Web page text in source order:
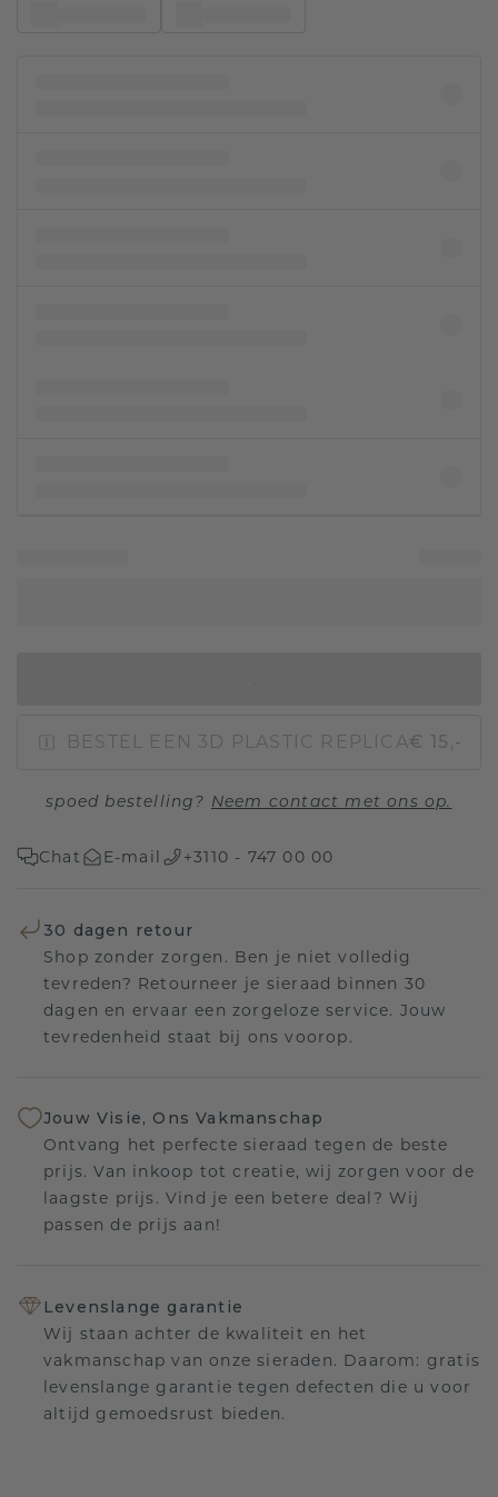
BESTEL EEN 3D PLASTIC REPLICA€ 15,-
spoed bestelling? Neem contact met ons op.
Chat E-mail +3110 - 747 00 00
30 dagen retour
Shop zonder zorgen. Ben je niet volledig
tevreden? Retourneer je sieraad binnen 30
dagen en ervaar een zorgeloze service. Jouw
tevredenheid staat bij ons voorop.
Jouw Visie, Ons Vakmanschap
Ontvang het perfecte sieraad tegen de beste
prijs. Van inkoop tot creatie, wij zorgen voor de
laagste prijs. Vind je een betere deal? Wij
passen de prijs aan!
Levenslange garantie
Wij staan achter de kwaliteit en het
vakmanschap van onze sieraden. Daarom: gratis
levenslange garantie tegen defecten die u voor
altijd gemoedsrust bieden.